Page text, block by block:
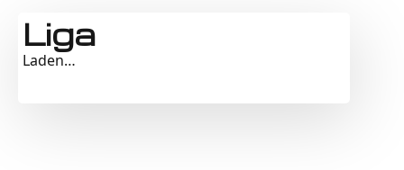
Liga
Laden…